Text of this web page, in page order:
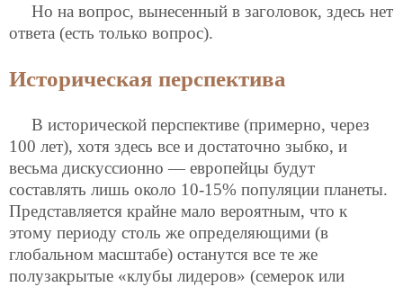
Но на вопрос, вынесенный в заголовок, здесь нет
ответа (есть только вопрос).
Историческая перспектива
В исторической перспективе (примерно, через
100 лет), хотя здесь все и достаточно зыбко, и
весьма дискуссионно — европейцы будут
составлять лишь около 10-15% популяции планеты.
Представляется крайне мало вероятным, что к
этому периоду столь же определяющими (в
глобальном масштабе) останутся все те же
полузакрытые «клубы лидеров» (семерок или